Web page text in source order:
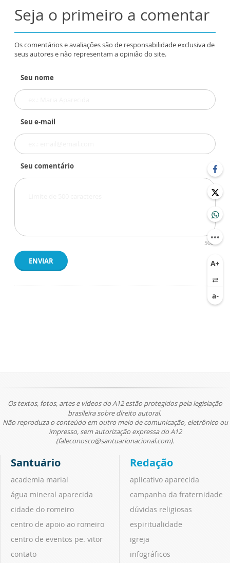
Seja o primeiro a comentar
Os comentários e avaliações são de responsabilidade exclusiva de
seus autores e não representam a opinião do site.
Seu nome
Seu e-mail
Seu comentário
500
ENVIAR
Os textos, fotos, artes e vídeos do A12 estão protegidos pela legislação
brasileira sobre direito autoral.
Não reproduza o conteúdo em outro meio de comunicação, eletrônico ou
impresso, sem autorização expressa do A12
(faleconosco@santuarionacional.com).
Santuário
academia marial
água mineral aparecida
cidade do romeiro
centro de apoio ao romeiro
centro de eventos pe. vitor
contato
Redação
aplicativo aparecida
campanha da fraternidade
dúvidas religiosas
espiritualidade
igreja
infográficos